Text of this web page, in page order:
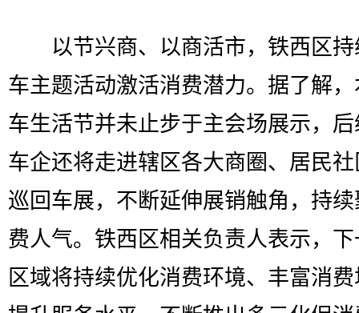
以节兴商、以商活市，铁西区持
车主题活动激活消费潜力。据了解
车生活节并未止步于主会场展示，
车企还将走进辖区各大商圈、居民
巡回车展，不断延伸展销触角，持
费人气。铁西区相关负责人表示，
区域将持续优化消费环境、丰富消